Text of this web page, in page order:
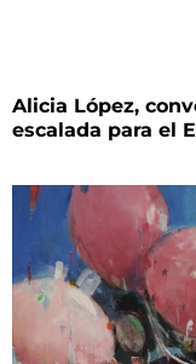
Alicia López,
escalada para el